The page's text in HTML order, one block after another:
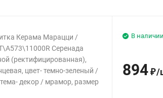
Керама Марацци /
Серенада
(ректифицированная),
цвет- темно-зеленый /
декор / мрамор, размер
В наличии
894 ₽/